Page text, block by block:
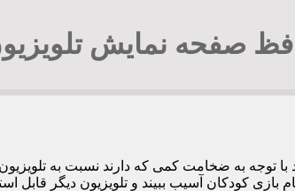
صفحه نمایش
با توجه به ضخامت کمی که دارند نسبت به
ببیند و تلویزیون دیگر قابل استفاده نباشد.